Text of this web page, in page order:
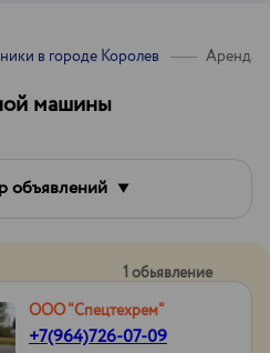
в городе Королев Аренда
машины
объявлений
1 обьявление
ООО "Спецтехрем"
+7(964)726-07-09